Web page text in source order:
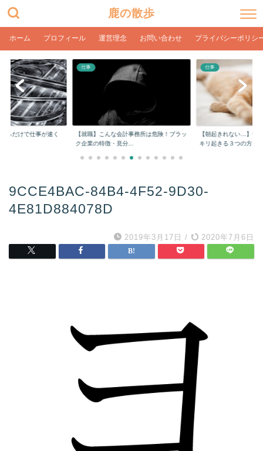
鹿の散歩
ホーム プロフィール 運営理念 お問い合わせ プライバシーポリシ
るだけで仕事が速く
仕事
【就職】こんな会計事務所は危険！ブラッ
ク企業の特徴・見分...
仕事
【朝起きれない…】学
キリ起きる３つの方...
9CCE4BAC-84B4-4F52-9D30-
4E81D884078D
2019年3月17日 / 2020年7月6日